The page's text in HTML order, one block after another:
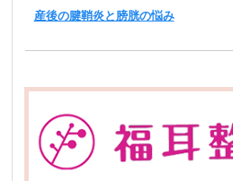
産後の腱鞘炎と膀胱の悩み